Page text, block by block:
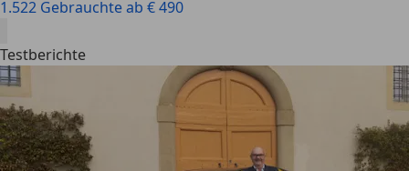
1.522 Gebrauchte ab € 490
Testberichte